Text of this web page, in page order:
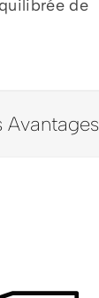
de
Avantages